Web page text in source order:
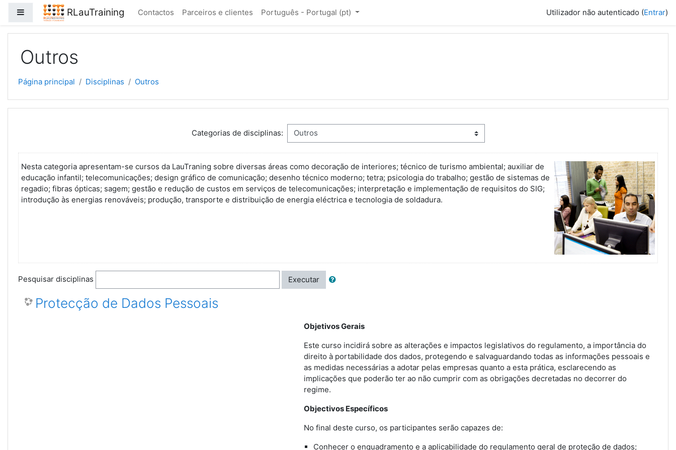
Ir para o conteúdo principal
Painel lateralRLauTraining Contactos Parceiros e clientes Português - Portugal ‎(pt)‎ Utilizador não autenticado (Entrar)
Outros
Página principal Disciplinas Outros
Categorias de disciplinas:
Nesta categoria apresentam-se cursos da LauTraning sobre diversas áreas como decoração de interiores; técnico de turismo ambiental; auxiliar de
educação infantil; telecomunicações; design gráfico de comunicação; desenho técnico moderno; tetra; psicologia do trabalho; gestão de sistemas de
regadio; fibras ópticas; sagem; gestão e redução de custos em serviços de telecomunicações; interpretação e implementação de requisitos do SIG;
introdução às energias renováveis; produção, transporte e distribuição de energia eléctrica e tecnologia de soldadura.
Pesquisar disciplinas Executar
Protecção de Dados Pessoais
Objetivos Gerais
Este curso incidirá sobre as alterações e impactos legislativos do regulamento, a importância do
direito à portabilidade dos dados, protegendo e salvaguardando todas as informações pessoais e
as medidas necessárias a adotar pelas empresas quanto a esta prática, esclarecendo as
implicações que poderão ter ao não cumprir com as obrigações decretadas no decorrer do
regime.
Objectivos Específicos
No final deste curso, os participantes serão capazes de:
Conhecer o enquadramento e a aplicabilidade do regulamento geral de proteção de dados;